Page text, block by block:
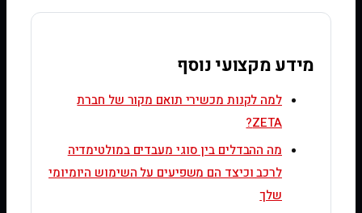
מידע מקצועי נוסף
למה לקנות מכשירי תואם מקור של חברת
ZETA?
מה ההבדלים בין סוגי מעבדים במולטימדיה
לרכב וכיצד הם משפיעים על השימוש היומיומי
שלך